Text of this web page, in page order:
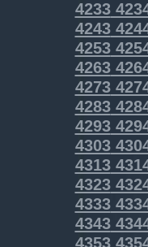
4233
4243
4253
4263
4273
4283
4293
4303
4313
4323
4333
4343
4353